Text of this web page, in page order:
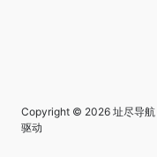
Copyright © 2026 址尽导航
驱动